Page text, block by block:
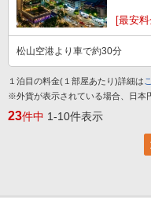
[最安料
松山空港より車で約30分
１泊目の料金(１部屋あたり)詳細は
※外貨が表示されている場合、日本
23件中 1-10件表示